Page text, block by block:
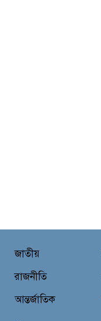
জাতীয়
রাজনীতি
আন্তর্জাতিক